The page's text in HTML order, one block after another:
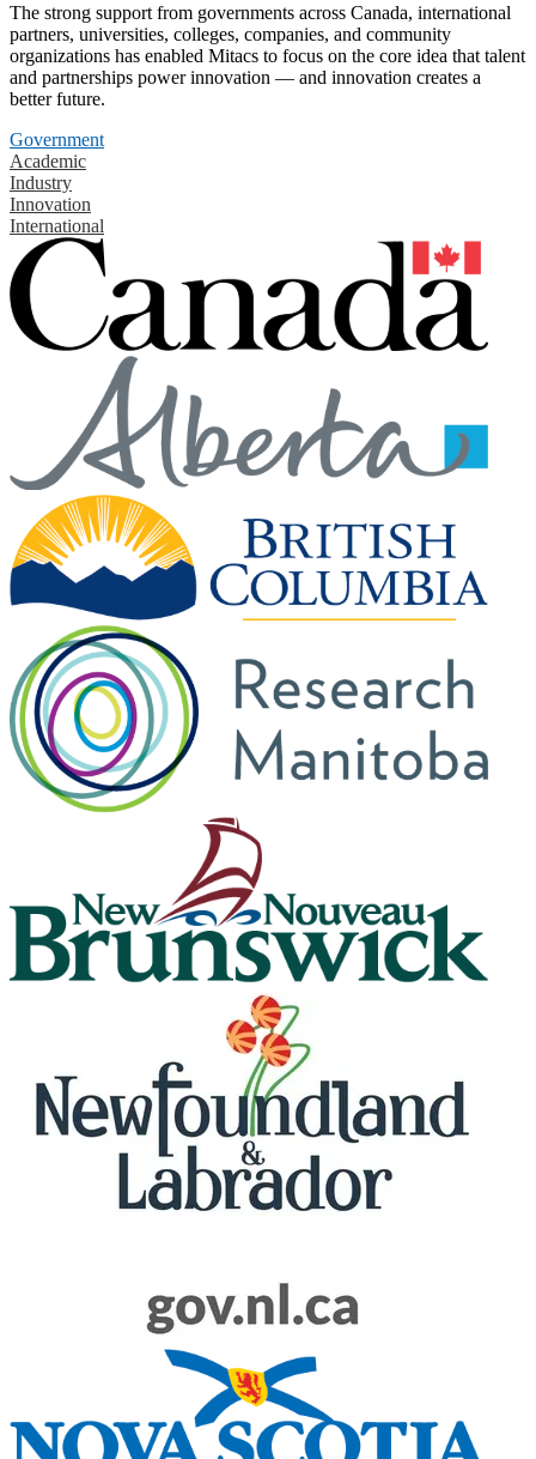
The strong support from governments across Canada, international
partners, universities, colleges, companies, and community
organizations has enabled Mitacs to focus on the core idea that talent
and partnerships power innovation — and innovation creates a
better future.
Government
Academic
Industry
Innovation
International